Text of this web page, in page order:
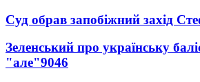
Суд обрав запобіжний захід
Зеленський про українську
"але"9046